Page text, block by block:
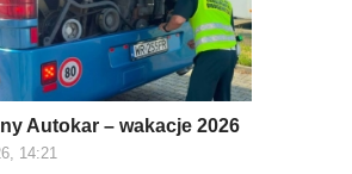
Autokar – wakacje 2026
14:21